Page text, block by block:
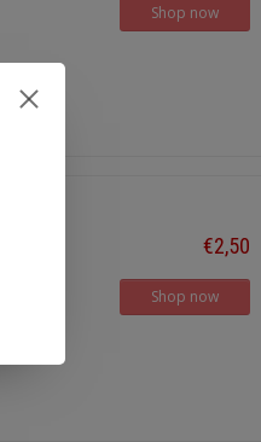
Shop now
€2,50
Shop now